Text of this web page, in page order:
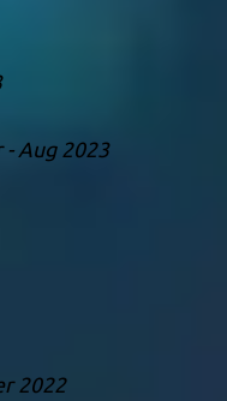
- Aug 2023
2022